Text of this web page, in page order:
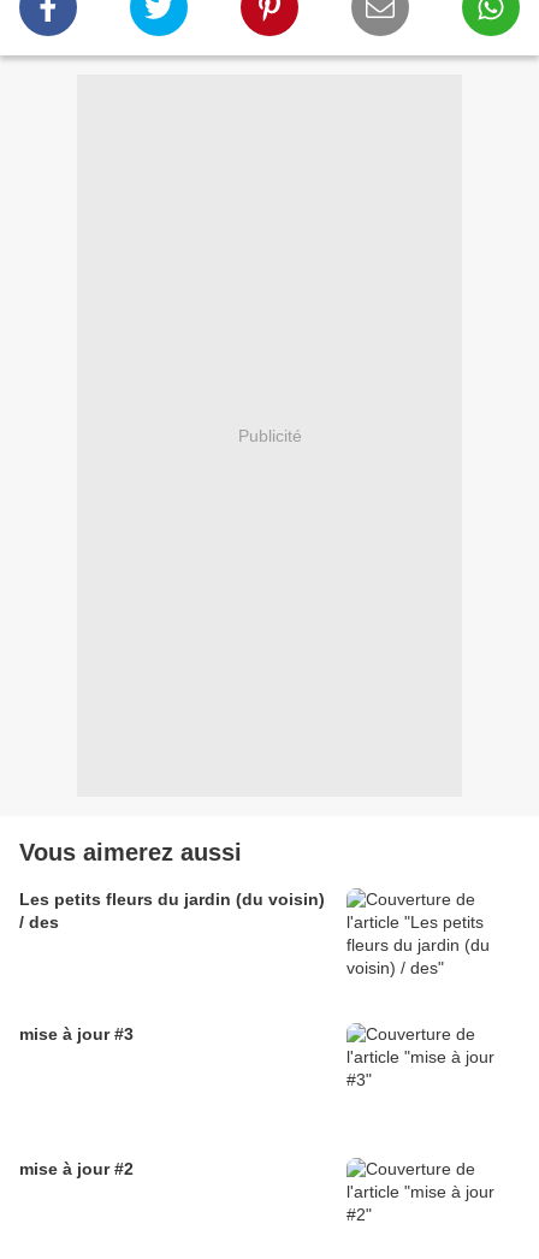
Publicité
Vous aimerez aussi
Les petits fleurs du jardin (du voisin)
/ des
mise à jour #3
mise à jour #2